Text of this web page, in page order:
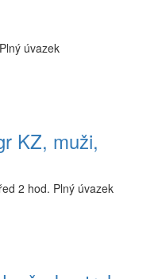
Plný úvazek
KZ, muži,
2 hod. Plný úvazek